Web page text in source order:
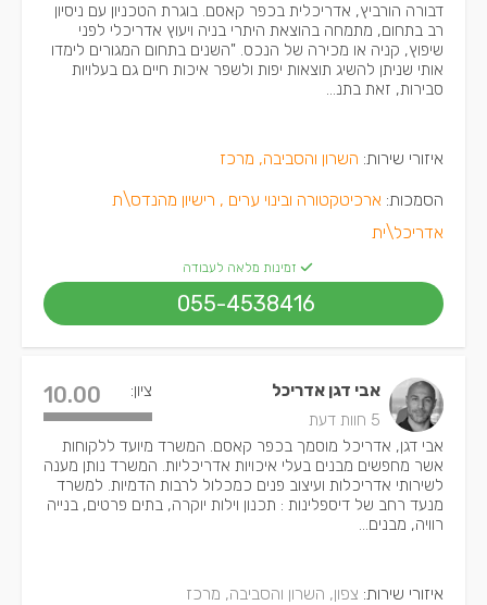
דבורה הורביץ, אדריכלית בכפר קאסם. בוגרת הטכניון עם ניסיון
רב בתחום, מתמחה בהוצאת היתרי בניה ויעוץ אדריכלי לפני
שיפוץ, קניה או מכירה של הנכס. "השנים בתחום המגורים לימדו
אותי שניתן להשיג תוצאות יפות ולשפר איכות חיים גם בעלויות
סבירות, זאת בתנ...
איזורי שירות: השרון והסביבה, מרכז
הסמכות: ארכיטקטורה ובינוי ערים , רישיון מהנדס\ת
אדריכל\ית
זמינות מלאה לעבודה
055-4538416
אבי דגן אדריכל
5 חוות דעת
ציון: 10.00
אבי דגן, אדריכל מוסמך בכפר קאסם. המשרד מיועד ללקוחות
אשר מחפשים מבנים בעלי איכויות אדריכליות. המשרד נותן מענה
לשירותי אדריכלות ועיצוב פנים כמכלול לרבות הדמיות. למשרד
מנעד רחב של דיספלינות : תכנון וילות יוקרה, בתים פרטים, בנייה
רוויה, מבנים...
איזורי שירות: צפון, השרון והסביבה, מרכז